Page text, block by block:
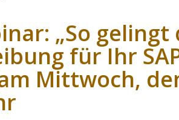
„So gelingt
für Ihr
Mittwoch,